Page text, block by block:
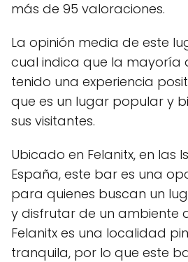
más de 95 valoraciones.
La opinión media de este
cual indica que la mayoría
tenido una experiencia
que es un lugar popular y
sus visitantes.
Ubicado en Felanitx, en las
España, este bar es una
para quienes buscan un
y disfrutar de un ambiente
Felanitx es una localidad
tranquila, por lo que este